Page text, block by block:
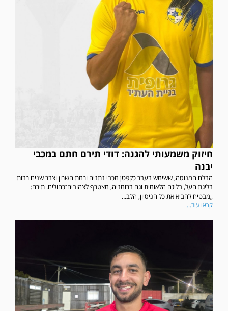
חיזוק משמעותי להגנה: דודי תירם חתם במכבי
יבנה
הבלם המנוסה, ששימש בעבר כקפטן מכבי נתניה ורמת השרון וצבר שנים רבות
בליגת העל, בליגה הלאומית וגם ברומניה, מצטרף לצהובים־כחולים. תירם:
„מבטיח להביא את כל הניסיון, הלב...
קראו עוד...